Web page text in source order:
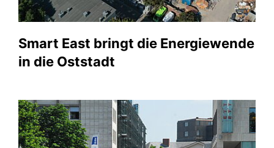
Smart East bringt die Energiewende
in die Oststadt